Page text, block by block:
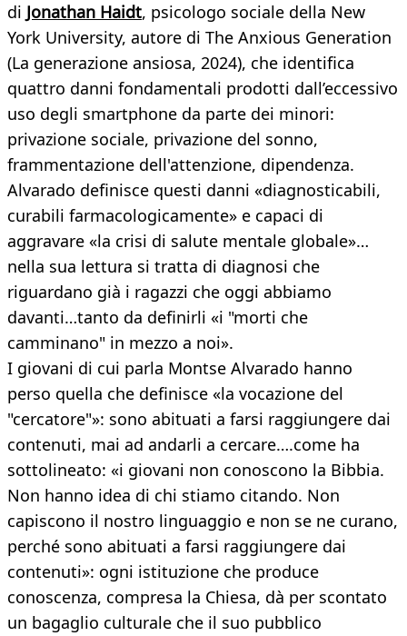
di Jonathan Haidt, psicologo sociale della New
York University, autore di The Anxious Generation
(La generazione ansiosa, 2024), che identifica
quattro danni fondamentali prodotti dall’eccessivo
uso degli smartphone da parte dei minori:
privazione sociale, privazione del sonno,
frammentazione dell'attenzione, dipendenza.
Alvarado definisce questi danni «diagnosticabili,
curabili farmacologicamente» e capaci di
aggravare «la crisi di salute mentale globale»…
nella sua lettura si tratta di diagnosi che
riguardano già i ragazzi che oggi abbiamo
davanti…tanto da definirli «i "morti che
camminano" in mezzo a noi».
I giovani di cui parla Montse Alvarado hanno
perso quella che definisce «la vocazione del
"cercatore"»: sono abituati a farsi raggiungere dai
contenuti, mai ad andarli a cercare….come ha
sottolineato: «i giovani non conoscono la Bibbia.
Non hanno idea di chi stiamo citando. Non
capiscono il nostro linguaggio e non se ne curano,
perché sono abituati a farsi raggiungere dai
contenuti»: ogni istituzione che produce
conoscenza, compresa la Chiesa, dà per scontato
un bagaglio culturale che il suo pubblico